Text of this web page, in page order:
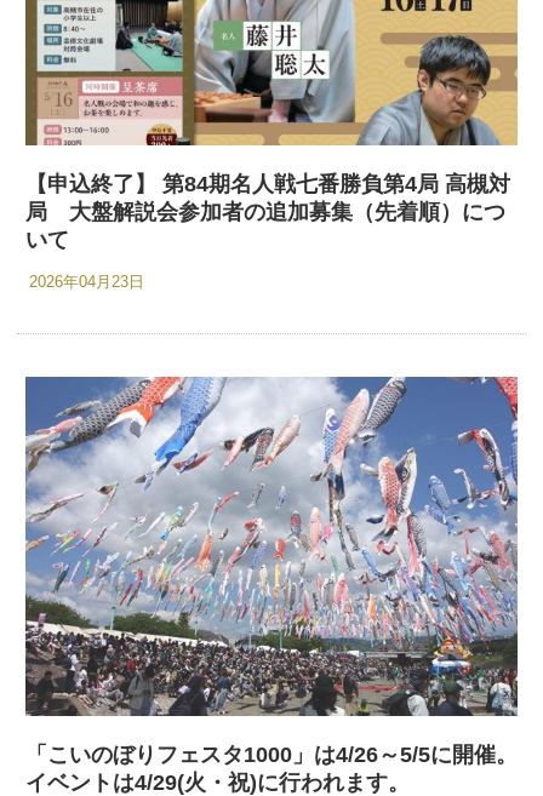
【申込終了】 第84期名人戦七番勝負第4局 高槻対
局 大盤解説会参加者の追加募集（先着順）につ
いて
2026年04月23日
「こいのぼりフェスタ1000」は4/26～5/5に開催。
イベントは4/29(火・祝)に行われます。